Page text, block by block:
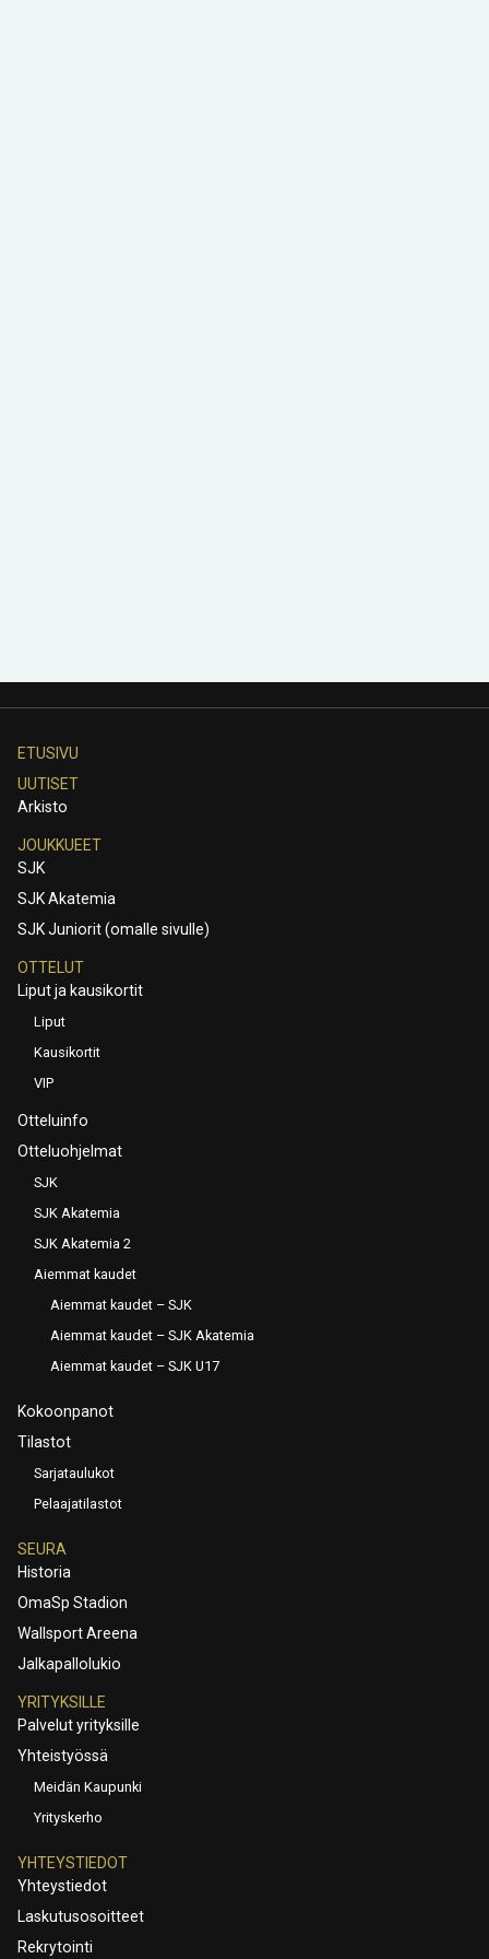
ETUSIVU
UUTISET
Arkisto
JOUKKUEET
SJK
SJK Akatemia
SJK Juniorit (omalle sivulle)
OTTELUT
Liput ja kausikortit
Liput
Kausikortit
VIP
Otteluinfo
Otteluohjelmat
SJK
SJK Akatemia
SJK Akatemia 2
Aiemmat kaudet
Aiemmat kaudet – SJK
Aiemmat kaudet – SJK Akatemia
Aiemmat kaudet – SJK U17
Kokoonpanot
Tilastot
Sarjataulukot
Pelaajatilastot
SEURA
Historia
OmaSp Stadion
Wallsport Areena
Jalkapallolukio
YRITYKSILLE
Palvelut yrityksille
Yhteistyössä
Meidän Kaupunki
Yrityskerho
YHTEYSTIEDOT
Yhteystiedot
Laskutusosoitteet
Rekrytointi